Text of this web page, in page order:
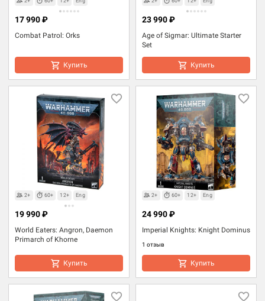
Combat Patrol: Orks
17 990 ₽
Купить
Age of Sigmar: Ultimate Starter
Set
23 990 ₽
Купить
2+ 60+ 12+ Eng
World Eaters: Angron, Daemon
Primarch of Khorne
19 990 ₽
Купить
2+ 60+ 12+ Eng
Imperial Knights: Knight Dominus
1 отзыв
24 990 ₽
Купить